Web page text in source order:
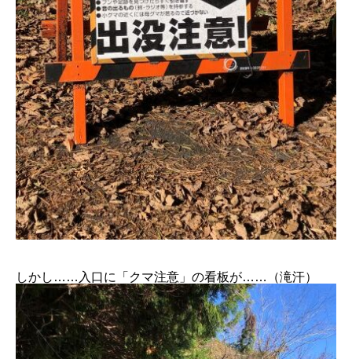
しかし……入口に「クマ注意」の看板が……（滝汗）